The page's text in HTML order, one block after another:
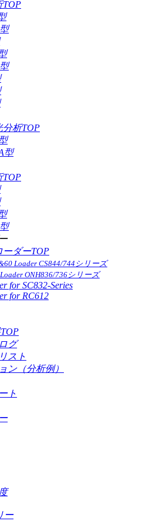
TOP
分析TOP
型
TOP
ーダーTOP
Loader CS844/744シリーズ
ONH836/736シリーズ
for SC832-Series
for RC612
グ
スト
ン（分析例）
ト
ー